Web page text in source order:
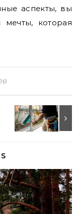
аспекты, вы
мечты, которая